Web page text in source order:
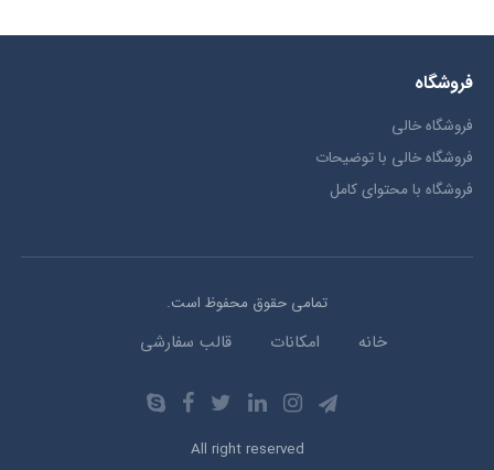
فروشگاه
فروشگاه خالی
فروشگاه خالی با توضیحات
فروشگاه با محتوای کامل
تمامی حقوق محفوظ است.
خانه امکانات قالب سفارشی
All right reserved